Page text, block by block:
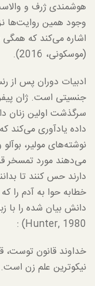
وجود همین روایت‌ها
اشاره می‌کند که همگی
(موسکونی، 2016).
ادبیات دوران پس از
سرگذشت اولین زنان
داده یادآوری می‌کند
نوشته‌های مولیر،
می‌دهند مورد تمسخر
دارند حس کنند تا
خطابه حوا به آدم را
Hunter, 1980) :
خداوند قانون توست،
نیکوترین علم زن است.